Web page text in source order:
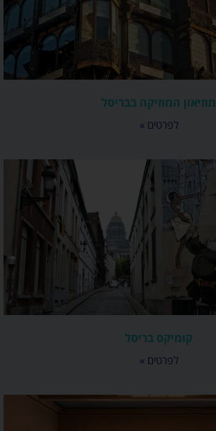
מוזיאון המוזיקה בבריסל
לפרטים »
קומיקס בריסל
לפרטים »